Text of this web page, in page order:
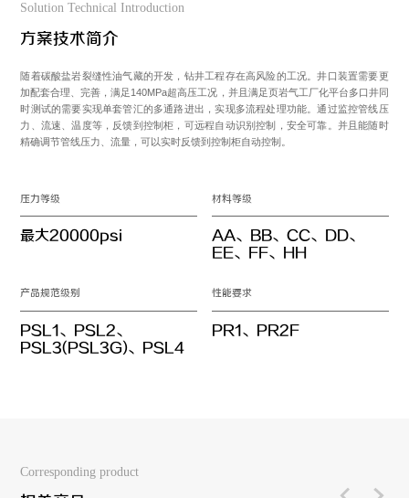
Solution Technical Introduction
方案技术简介
随着碳酸盐岩裂缝性油气藏的开发，钻井工程存在高风险的工况。井口装置需要更
加配套合理、完善，满足140MPa超高压工况，并且满足页岩气工厂化平台多口井同
时测试的需要实现单套管汇的多通路进出，实现多流程处理功能。通过监控管线压
力、流速、温度等，反馈到控制柜，可远程自动识别控制，安全可靠。并且能随时
精确调节管线压力、流量，可以实时反馈到控制柜自动控制。
压力等级
最大20000psi
材料等级
AA、BB、CC、DD、
EE、FF、HH
产品规范级别
PSL1、PSL2、
PSL3(PSL3G)、PSL4
性能要求
PR1、PR2F
Corresponding product